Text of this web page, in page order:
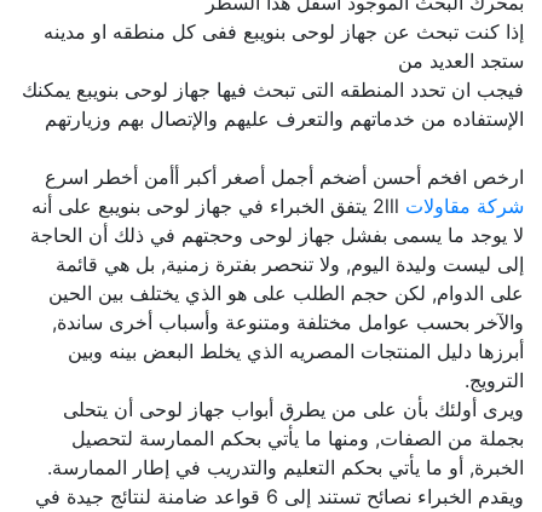
إذا كنت تبحث عن جهاز لوحى بنويبع ففى كل منطقه او مدينه
ستجد العديد من
فيجب ان تحدد المنطقه التى تبحث فيها جهاز لوحى بنويبع يمكنك
الإستفاده من خدماتهم والتعرف عليهم والإتصال بهم وزيارتهم
ارخص افخم أحسن أضخم أجمل أصغر أكبر أأمن أخطر اسرع
شركة مقاولات
2lll يتفق الخبراء في جهاز لوحى بنويبع على أنه
لا يوجد ما يسمى بفشل جهاز لوحى وحجتهم في ذلك أن الحاجة
إلى ليست وليدة اليوم, ولا تنحصر بفترة زمنية, بل هي قائمة
على الدوام, لكن حجم الطلب على هو الذي يختلف بين الحين
والآخر بحسب عوامل مختلفة ومتنوعة وأسباب أخرى ساندة,
أبرزها دليل المنتجات المصريه الذي يخلط البعض بينه وبين
الترويج.
ويرى أولئك بأن على من يطرق أبواب جهاز لوحى أن يتحلى
بجملة من الصفات, ومنها ما يأتي بحكم الممارسة لتحصيل
الخبرة, أو ما يأتي بحكم التعليم والتدريب في إطار الممارسة.
ويقدم الخبراء نصائح تستند إلى 6 قواعد ضامنة لنتائج جيدة في